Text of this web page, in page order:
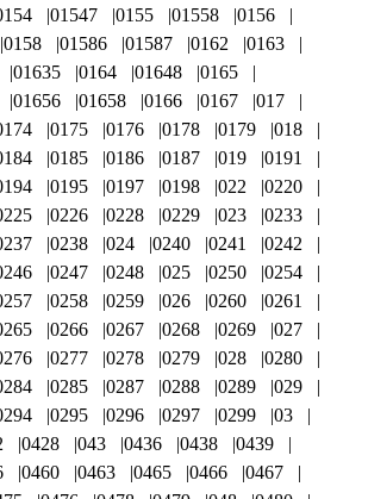
01547 0155 01558
0156
0158 01586 01587 0162
0163
01635 0164 01648
0165
01656 01658 0166 0167
017
0175 0176 0178 0179
018
0185 0186 0187 019
0191
0195 0197 0198 022
0220
0226 0228 0229 023
0233
0238 024 0240 0241
0242
0247 0248 025 0250
0254
0258 0259 026 0260
0261
0266 0267 0268 0269
027
0277 0278 0279 028
0280
0285 0287 0288 0289
029
0295 0296 0297 0299
03
0428 043 0436 0438
0439
0460 0463 0465 0466
0467